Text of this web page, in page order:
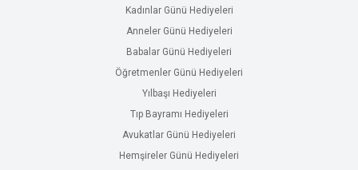
Kadınlar Günü Hediyeleri
Anneler Günü Hediyeleri
Babalar Günü Hediyeleri
Öğretmenler Günü Hediyeleri
Yılbaşı Hediyeleri
Tıp Bayramı Hediyeleri
Avukatlar Günü Hediyeleri
Hemşireler Günü Hediyeleri